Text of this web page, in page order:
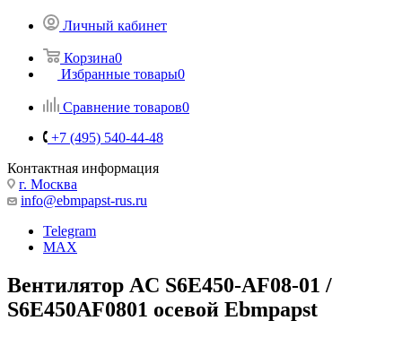
Личный кабинет
Корзина0
Избранные товары0
Сравнение товаров0
+7 (495) 540-44-48
Контактная информация
г. Москва
info@ebmpapst-rus.ru
Telegram
MAX
Вентилятор AC S6E450-AF08-01 /
S6E450AF0801 осевой Ebmpapst